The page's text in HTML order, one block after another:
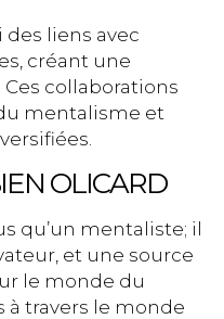
liens avec
créant une
collaborations
mentalisme et
OLICARD
qu’un mentaliste; il
et une source
le monde du
à travers le monde